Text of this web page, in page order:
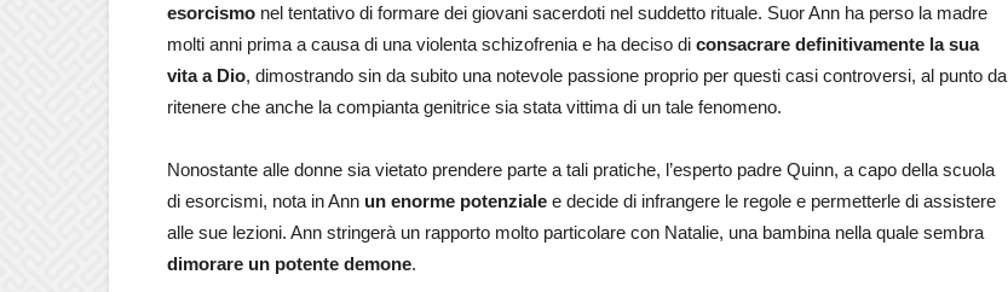
esorcismo nel tentativo di formare dei giovani sacerdoti nel suddetto rituale. Suor Ann ha perso la madre
molti anni prima a causa di una violenta schizofrenia e ha deciso di consacrare definitivamente la sua
vita a Dio, dimostrando sin da subito una notevole passione proprio per questi casi controversi, al punto da
ritenere che anche la compianta genitrice sia stata vittima di un tale fenomeno.
Nonostante alle donne sia vietato prendere parte a tali pratiche, l’esperto padre Quinn, a capo della scuola
di esorcismi, nota in Ann un enorme potenziale e decide di infrangere le regole e permetterle di assistere
alle sue lezioni. Ann stringerà un rapporto molto particolare con Natalie, una bambina nella quale sembra
dimorare un potente demone.